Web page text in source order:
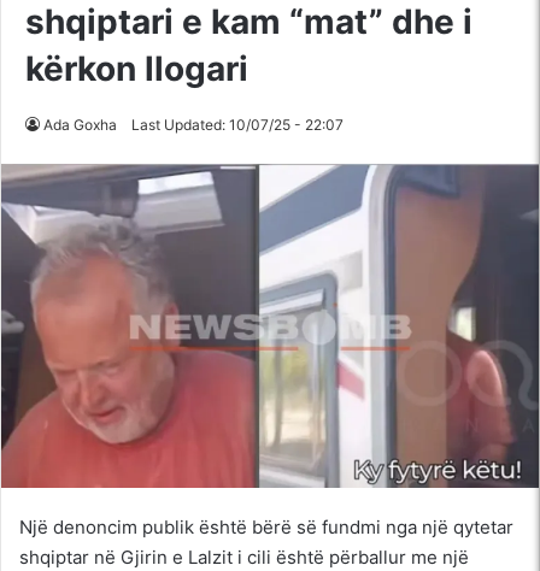
shqiptari e kam “mat” dhe i
kërkon llogari
Ada Goxha Last Updated: 10/07/25 - 22:07
Një denoncim publik është bërë së fundmi nga një qytetar
shqiptar në Gjirin e Lalzit i cili është përballur me një